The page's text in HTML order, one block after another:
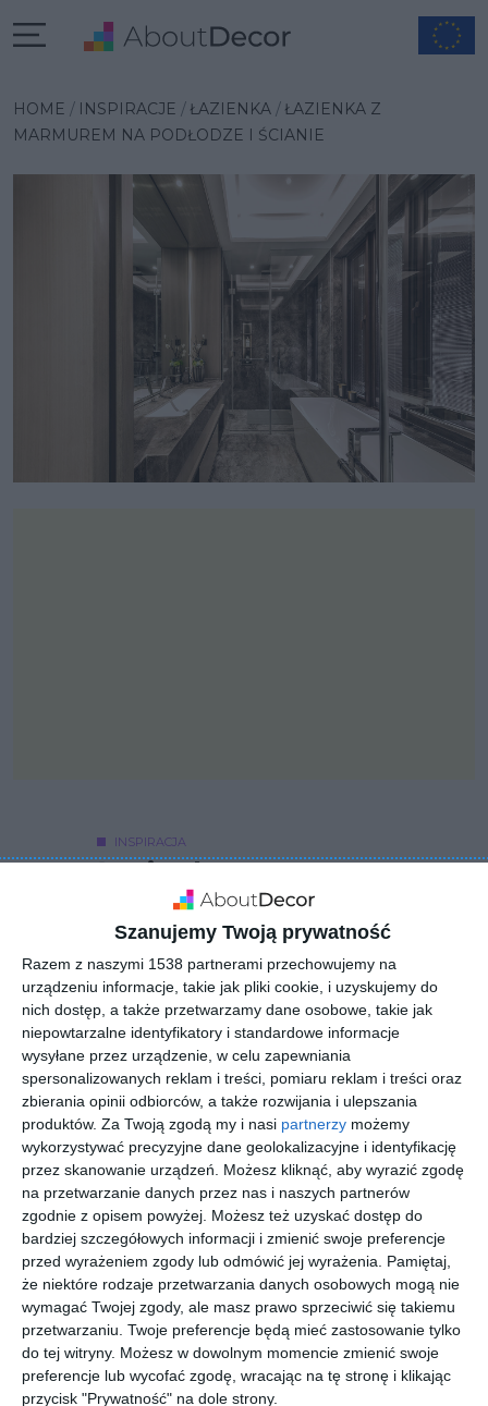
Szanujemy Twoją prywatność
Razem z naszymi 1538 partnerami przechowujemy na
urządzeniu informacje, takie jak pliki cookie, i uzyskujemy do
nich dostęp, a także przetwarzamy dane osobowe, takie jak
niepowtarzalne identyfikatory i standardowe informacje
wysyłane przez urządzenie, w celu zapewniania
spersonalizowanych reklam i treści, pomiaru reklam i treści oraz
zbierania opinii odbiorców, a także rozwijania i ulepszania
produktów. Za Twoją zgodą my i nasi partnerzy możemy
wykorzystywać precyzyjne dane geolokalizacyjne i identyfikację
przez skanowanie urządzeń. Możesz kliknąć, aby wyrazić zgodę
na przetwarzanie danych przez nas i naszych partnerów
zgodnie z opisem powyżej. Możesz też uzyskać dostęp do
bardziej szczegółowych informacji i zmienić swoje preferencje
przed wyrażeniem zgody lub odmówić jej wyrażenia.
Pamiętaj,
że niektóre rodzaje przetwarzania danych osobowych mogą nie
wymagać Twojej zgody, ale masz prawo sprzeciwić się takiemu
przetwarzaniu. Twoje preferencje będą mieć zastosowanie tylko
do tej witryny. Możesz w dowolnym momencie zmienić swoje
preferencje lub wycofać zgodę, wracając na tę stronę i klikając
przycisk "Prywatność" na dole strony.
HOME INSPIRACJE ŁAZIENKA
ŁAZIENKA Z
MARMUREM NA PODŁODZE I ŚCIANIE
INSPIRACJA
Łazienka z marmurem na
podłodze i ścianie
Łazienka z marmurem na podłodze i ścianie oraz z oknem.
AUTOR:JUNG POLSKA
DODAJ DO ULUBIONYCH
UDOSTĘPNIJ
Pozostałe zdjęcia w projekcie:Duży dom w stylu
nowoczesnym z wykorzystaniem technologii firmy JUNG